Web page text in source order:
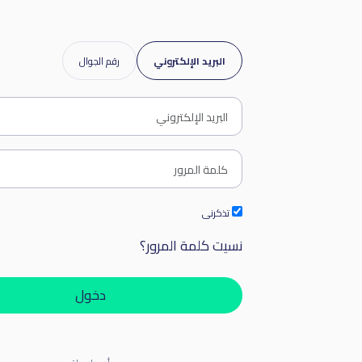
البريد الإلكتروني رقم الجوال
تذكرنى
نسيت كلمة المرور؟
دخول